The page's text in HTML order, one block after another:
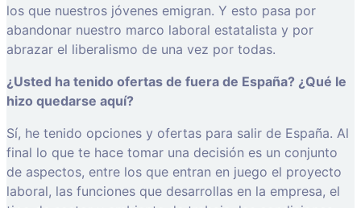
los que nuestros jóvenes emigran. Y esto pasa por
abandonar nuestro marco laboral estatalista y por
abrazar el liberalismo de una vez por todas.
¿Usted ha tenido ofertas de fuera de España? ¿Qué le
hizo quedarse aquí?
Sí, he tenido opciones y ofertas para salir de España. Al
final lo que te hace tomar una decisión es un conjunto
de aspectos, entre los que entran en juego el proyecto
laboral, las funciones que desarrollas en la empresa, el